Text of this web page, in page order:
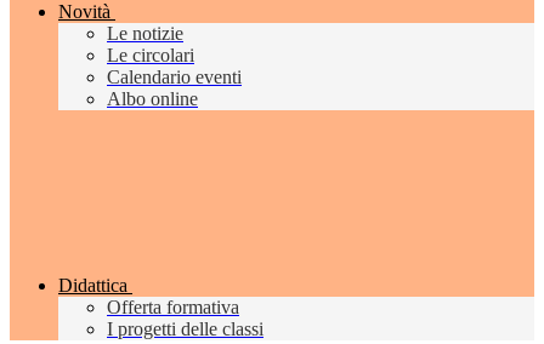
Novità
Le notizie
Le circolari
Calendario eventi
Albo online
Didattica
Offerta formativa
I progetti delle classi